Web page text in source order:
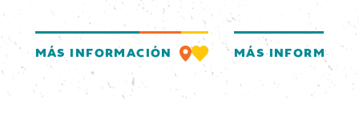
MÁS INFORMACIÓN MÁS